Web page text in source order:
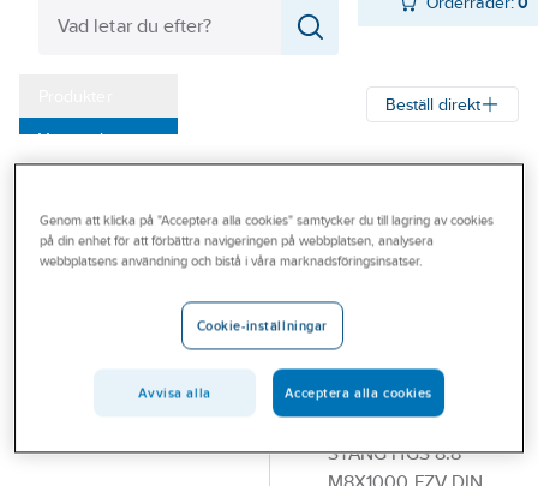
Varumärken
Outlet
Branscher
Beställ direkt
FIXX
varmförzinkad,
DIN 976
HELGÄNGAD
STÅNG HGS 8.8
Genom att klicka på "Acceptera alla cookies" samtycker du till lagring av cookies
på din enhet för att förbättra navigeringen på webbplatsen, analysera
webbplatsens användning och bistå i våra marknadsföringsinsatser.
Cookie-inställningar
Avvisa alla Acceptera alla cookies